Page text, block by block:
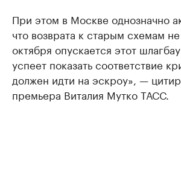
При этом в Москве однозначно
что возврата к старым схемам
октября опускается этот
успеет показать соответствие
должен идти на эскроу», —
премьера Виталия Мутко ТАСС.